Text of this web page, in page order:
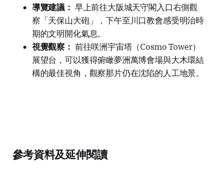
導覽建議： 早上前往大阪城天守閣入口右側觀
察「天保山大砲」，下午至川口教會感受明治時
期的文明開化氣息。
視覺觀察： 前往咲洲宇宙塔（Cosmo Tower）
展望台，可以獲得俯瞰夢洲萬博會場與大木環結
構的最佳視角，觀察那片仍在沈陷的人工地景。
參考資料及延伸閱讀